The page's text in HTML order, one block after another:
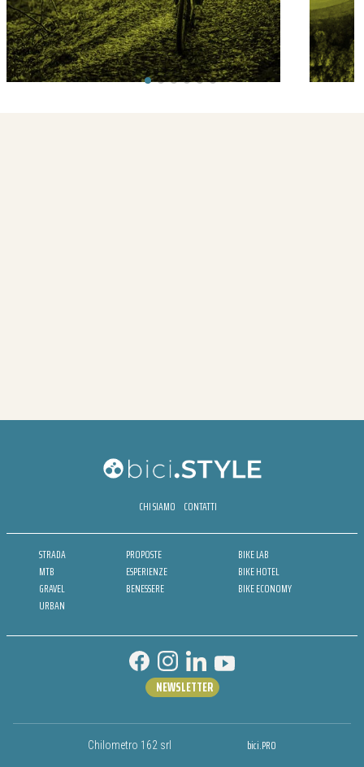
CHI SIAMO CONTATTI
STRADA
MTB
GRAVEL
URBAN
PROPOSTE
ESPERIENZE
BENESSERE
BIKE LAB
BIKE HOTEL
BIKE ECONOMY
Chilometro 162 srl bici.PRO
NEWSLETTER